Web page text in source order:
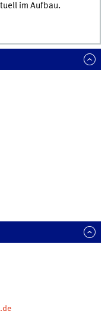
im Aufbau.